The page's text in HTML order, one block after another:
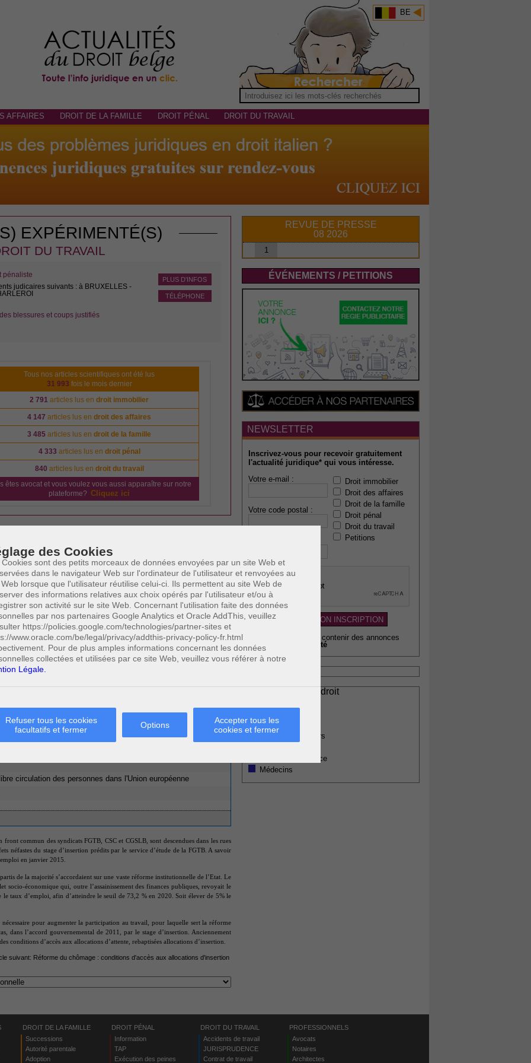
des Cookies
Cookies sont des petits morceaux de données envoyées par un site Web et
dans le navigateur Web sur l'ordinateur de l'utilisateur et renvoyées au
lorsque que l'utilisateur réutilise celui-ci. Ils permettent au site Web de
des informations relatives aux choix opérés par l'utilisateur et/ou à
son activité sur le site Web. Concernant l'utilisation faite des données
par nos partenaires Google Analytics et Oracle AddThis, veuillez
https://policies.google.com/technologies/partner-sites et
www.oracle.com/be/legal/privacy/addthis-privacy-policy-fr.html
Pour de plus amples informations concernant les données
collectées et utilisées par ce site Web, veuillez vous référer à notre
Légale.
Refuser tous les cookies
facultatifs et fermer
Options
Accepter tous les
cookies et fermer
BE
AFFAIRES DROIT DE LA FAMILLE DROIT PÉNAL DROIT DU TRAVAIL
EXPÉRIMENTÉ(S)
DU TRAVAIL
PLUS D'INFOS
TÉLÉPHONE
pénaliste
judicaires suivants : à BRUXELLES -
blessures et coups justifiés
Tous nos articles scientifiques ont été lus
31 993 fois le mois dernier
2 791 articles lus endroit immobilier
4 147 articles lus endroit des affaires
3 485 articles lus endroit de la famille
4 333 articles lus en droit pénal
840 articles lus en droit du travail
êtes avocat et vous voulez vous aussi apparaître sur notre
plateforme? Cliquez ici
DU TRAVAIL
SOCIALE
14 MARS 2014
: INSERTION PROFESSIONNELLE
allocations d'insertion
d'insertion
revenu d'insertion ?
DE VOUS INTERESSER:
circulation des personnes dans l'Union européenne
commun des syndicats FGTB, CSC et CGSLB, sont descendues dans les rues
néfastes du stage d’insertion prédits par le service d’étude de la FGTB. A savoir
en janvier 2015.
de la majorité s’accordaient sur une vaste réforme institutionnelle de l’Etat. Le
socio-économique qui, outre l’assainissement des finances publiques, revoyait le
taux d’emploi, afin d’atteindre le seuil de 73,2 % en 2020. Soit élever de 5% le
pour augmenter la participation au travail, pour laquelle sert la réforme
dans l’accord gouvernemental de 2011, par le stage d’insertion. Anciennement
conditions d’accès aux allocations d’attente, rebaptisées allocations d’insertion.
suivant: Réforme du chômage : conditions d'accès aux allocations d'insertion
REVUE DE PRESSE
08 2026
1
ÉVÉNEMENTS / PETITIONS
NEWSLETTER
Inscrivez-vous pour recevoir gratuitement
l'actualité juridique* qui vous intéresse.
Votre e-mail :
Votre code postal :
Droit immobilier
Droit des affaires
Droit de la famille
Droit pénal
Droit du travail
Petitions
* Newsletter pouvant contenir des annonces
publicitaires de
qualité
Professionnels du droit
Architectes
Agents immobiliers
Huissiers de justice
Médecins
DROIT DE LA FAMILLE
Successions
Autorité parentale
Adoption
DROIT PÉNAL
Information
TAP
Exécution des peines
DROIT DU TRAVAIL
Accidents de travail
JURISPRUDENCE
Contrat de travail
PROFESSIONNELS
Avocats
Notaires
Architectes